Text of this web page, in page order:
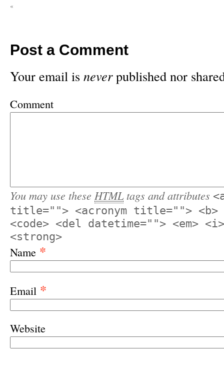
«
Post a Comment
Your email is neverpublished nor
Comment
You may use these HTMLtags and attributes
title=""> <acronym title=""> <b>
<code> <del datetime=""> <em>
<strong>
Name *
Email *
Website